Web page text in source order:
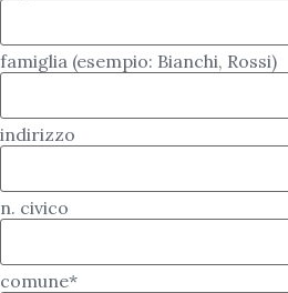
famiglia (esempio: Bianchi, Rossi)
indirizzo
n. civico
comune*